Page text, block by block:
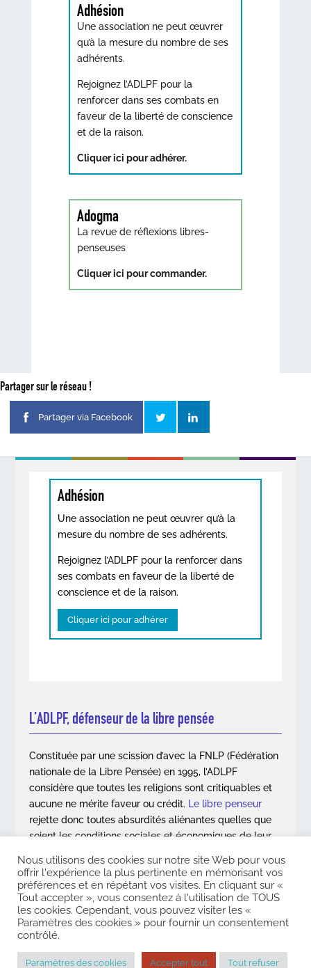
Adhésion
Une association ne peut œuvrer
qu’à la mesure du nombre de ses
adhérents.
Rejoignez l’ADLPF pour la
renforcer dans ses combats en
faveur de la liberté de conscience
et de la raison.
Cliquer ici pour adhérer.
Adogma
La revue de réflexions libres-
penseuses
Cliquer ici pour commander.
Partager sur le réseau !
Partager via Facebook
Adhésion
Une association ne peut œuvrer qu’à la
mesure du nombre de ses adhérents.
Rejoignez l’ADLPF pour la renforcer dans
ses combats en faveur de la liberté de
conscience et de la raison.
Cliquer ici pour adhérer
L’ADLPF, défenseur de la libre pensée
Constituée par une scission d’avec la FNLP (Fédération
nationale de la Libre Pensée) en 1995, l’ADLPF
considère que toutes les religions sont critiquables et
aucune ne mérite faveur ou crédit. Le libre penseur
rejette donc toutes absurdités aliénantes quelles que
soient les conditions sociales et économiques de leur
En savoir plus
droits réservés |
Mentions légales | Contact
Nous utilisons des cookies sur notre site Web pour vous
offrir l'expérience la plus pertinente en mémorisant vos
préférences et en répétant vos visites. En cliquant sur «
Tout accepter », vous consentez à l'utilisation de TOUS
les cookies. Cependant, vous pouvez visiter les «
Paramètres des cookies » pour fournir un consentement
contrôlé.
Paramètres des cookies Accepter tout Tout refuser